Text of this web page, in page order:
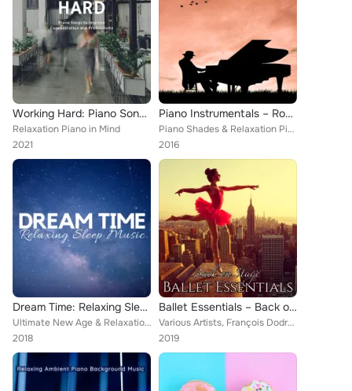
Working Hard: Piano Songs to Improve Concentration and Productivity
Relaxation Piano in Mind
2021
Piano Instrumentals – Romantic & Soft Piano Songs for Lovers Dinner
Piano Shades & Relaxation Piano in Mind
2016
Dream Time: Relaxing Sleep Music for Tonight, Ease Daily Tension, Audio Rescue for Deep Relaxation, Mind Journey
Ultimate New Age & Relaxation Piano in Mind
2018
Ballet Essentials – Back on Stage, the Best Piano Music for Ballet Ever Made
Various Artists, François Dodret, Love Dancing, La Danseuse, Ballet Piano, Ballet Dance Jazz J. Company, Giselle Bourré, Aura Au...
2019